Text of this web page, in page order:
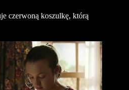
czerwoną koszulkę, którą